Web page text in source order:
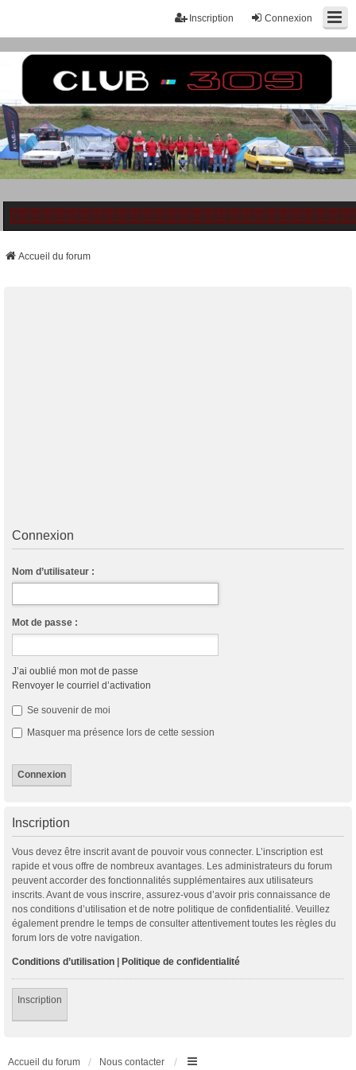
Connexion
Inscription
Accueil du forum
Connexion
Nom d’utilisateur :
Mot de passe :
J’ai oublié mon mot de passe
Renvoyer le courriel d’activation
Se souvenir de moi
Masquer ma présence lors de cette session
Inscription
Vous devez être inscrit avant de pouvoir vous connecter. L’inscription est
rapide et vous offre de nombreux avantages. Les administrateurs du forum
peuvent accorder des fonctionnalités supplémentaires aux utilisateurs
inscrits. Avant de vous inscrire, assurez-vous d’avoir pris connaissance de
nos conditions d’utilisation et de notre politique de confidentialité. Veuillez
également prendre le temps de consulter attentivement toutes les règles du
forum lors de votre navigation.
Conditions d’utilisation | Politique de confidentialité
Inscription
Accueil du forum Nous contacter